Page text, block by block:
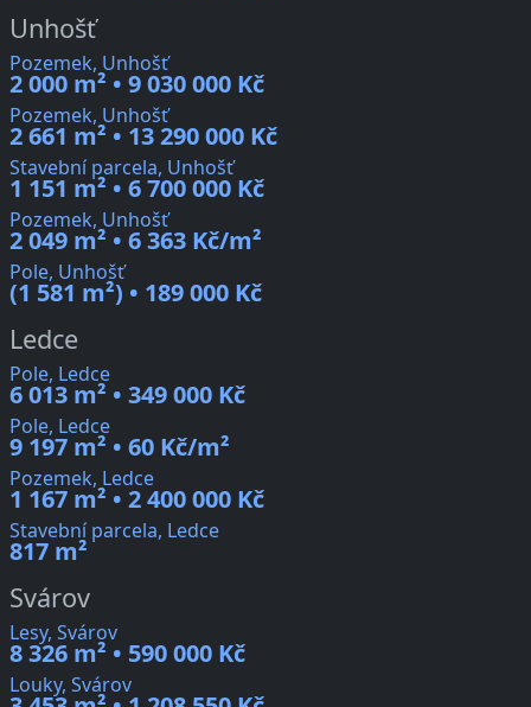
Unhošť
Pozemek, Unhošť
2 000 m² • 9 030 000 Kč
Pozemek, Unhošť
2 661 m² • 13 290 000 Kč
Stavební parcela, Unhošť
1 151 m² • 6 700 000 Kč
Pozemek, Unhošť
2 049 m² • 6 363 Kč/m²
Pole, Unhošť
(1 581 m²) • 189 000 Kč
Ledce
Pole, Ledce
6 013 m² • 349 000 Kč
Pole, Ledce
9 197 m² • 60 Kč/m²
Pozemek, Ledce
1 167 m² • 2 400 000 Kč
Stavební parcela, Ledce
817 m²
Svárov
Lesy, Svárov
8 326 m² • 590 000 Kč
Louky, Svárov